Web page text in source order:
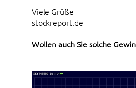
Viele Grüße
stockreport.de
Wollen auch Sie solche